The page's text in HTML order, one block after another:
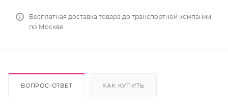
Бесплатная доставка товара до транспортной компании
по Москве
ВОПРОС-ОТВЕТ КАК КУПИТЬ